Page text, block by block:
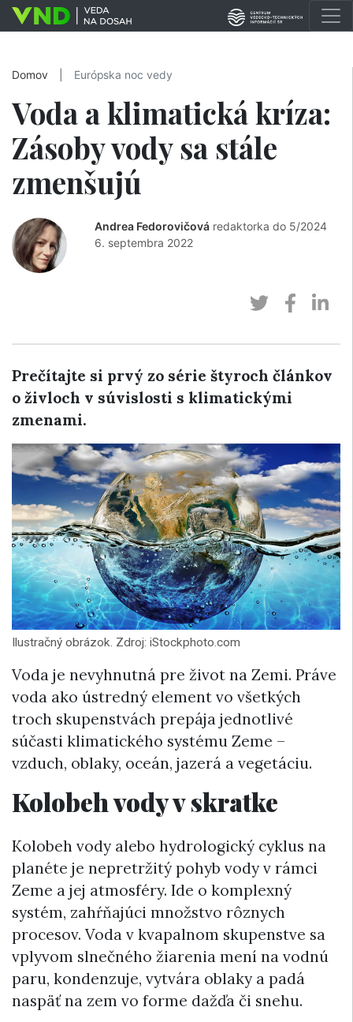
Domov Európska noc vedy
Voda a klimatická kríza:
Zásoby vody sa stále
zmenšujú
Andrea Fedorovičová redaktorka do 5/2024
6. septembra 2022
Prečítajte si prvý zo série štyroch článkov
o živloch v súvislosti s klimatickými
zmenami.
Ilustračný obrázok. Zdroj: iStockphoto.com
Voda je nevyhnutná pre život na Zemi. Práve
voda ako ústredný element vo všetkých
troch skupenstvách prepája jednotlivé
súčasti klimatického systému Zeme –
vzduch, oblaky, oceán, jazerá a vegetáciu.
Kolobeh vody v skratke
Kolobeh vody alebo hydrologický cyklus na
planéte je nepretržitý pohyb vody v rámci
Zeme a jej atmosféry. Ide o komplexný
systém, zahŕňajúci množstvo rôznych
procesov. Voda v kvapalnom skupenstve sa
vplyvom slnečného žiarenia mení na vodnú
paru, kondenzuje, vytvára oblaky a padá
naspäť na zem vo forme dažďa či snehu.